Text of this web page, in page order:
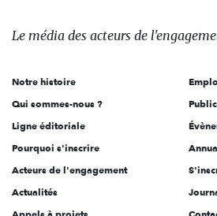
des
l'engagement
Le média des acteurs de
Notre histoire
Qui sommes-nous ?
Ligne éditoriale
Pourquoi s'inscrire
Acteurs de l'engagement
Actualités